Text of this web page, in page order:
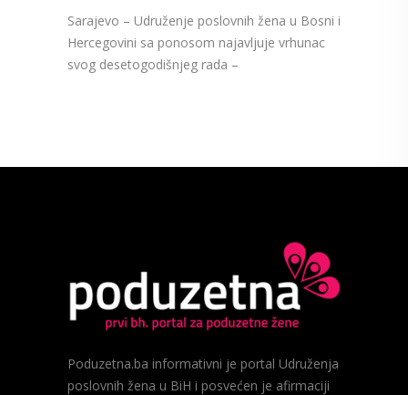
Sarajevo – Udruženje poslovnih žena u Bosni i
Hercegovini sa ponosom najavljuje vrhunac
svog desetogodišnjeg rada –
Poduzetna.ba informativni je portal Udruženja
poslovnih žena u BiH i posvećen je afirmaciji